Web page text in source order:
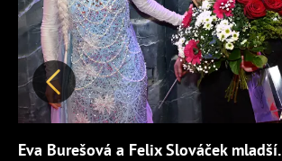
Předchozí
Eva Burešová a Felix Slováček mladší.